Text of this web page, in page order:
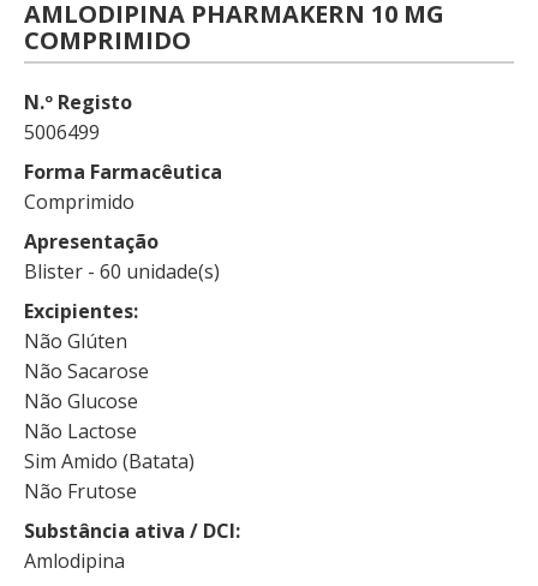
AMLODIPINA PHARMAKERN 10 MG
COMPRIMIDO
N.º Registo
5006499
Forma Farmacêutica
Comprimido
Apresentação
Blister - 60 unidade(s)
Excipientes
Não Glúten
Não Sacarose
Não Glucose
Não Lactose
Sim Amido (Batata)
Não Frutose
Substância ativa / DCI
Amlodipina